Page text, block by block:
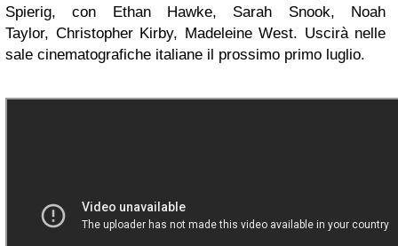
Spierig, con Ethan Hawke, Sarah Snook, Noah
Taylor, Christopher Kirby, Madeleine West. Uscirà nelle
sale cinematografiche italiane il prossimo primo luglio.